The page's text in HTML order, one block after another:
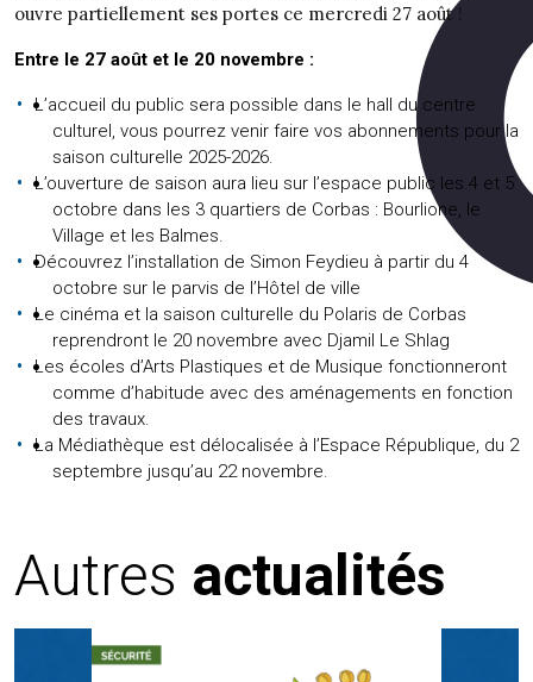
ouvre partiellement ses portes ce mercredi 27 août !
Entre le 27 août et le 20 novembre :
L’accueil du public sera possible dans le hall du centre
culturel, vous pourrez venir faire vos abonnements pour la
saison culturelle 2025-2026.
L’ouverture de saison aura lieu sur l’espace public les 4 et 5
octobre dans les 3 quartiers de Corbas : Bourlione, le
Village et les Balmes.
Découvrez l’installation de Simon Feydieu à partir du 4
octobre sur le parvis de l’Hôtel de ville
Le cinéma et la saison culturelle du Polaris de Corbas
reprendront le 20 novembre avec Djamil Le Shlag
Les écoles d’Arts Plastiques et de Musique fonctionneront
comme d’habitude avec des aménagements en fonction
des travaux.
La Médiathèque est délocalisée à l’Espace République, du 2
septembre jusqu’au 22 novembre.
Autres actualités